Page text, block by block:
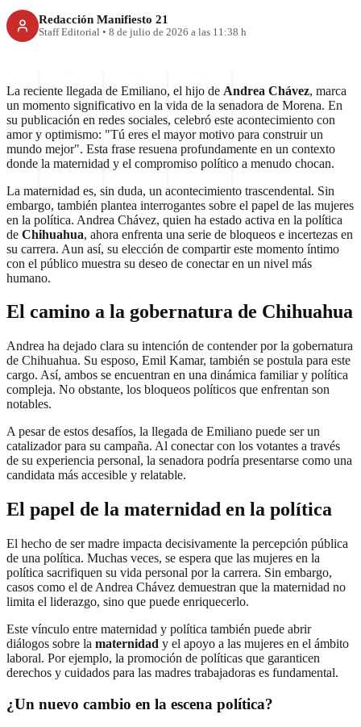
Redacción Manifiesto 21
Staff Editorial • 8 de julio de 2026 a las 11:38 h
La reciente llegada de Emiliano, el hijo de Andrea Chávez, marca
un momento significativo en la vida de la senadora de Morena. En
su publicación en redes sociales, celebró este acontecimiento con
amor y optimismo: "Tú eres el mayor motivo para construir un
mundo mejor". Esta frase resuena profundamente en un contexto
donde la maternidad y el compromiso político a menudo chocan.
La maternidad es, sin duda, un acontecimiento trascendental. Sin
embargo, también plantea interrogantes sobre el papel de las mujeres
en la política. Andrea Chávez, quien ha estado activa en la política
de Chihuahua, ahora enfrenta una serie de bloqueos e incertezas en
su carrera. Aun así, su elección de compartir este momento íntimo
con el público muestra su deseo de conectar en un nivel más
humano.
El camino a la gobernatura de Chihuahua
Andrea ha dejado clara su intención de contender por la gobernatura
de Chihuahua. Su esposo, Emil Kamar, también se postula para este
cargo. Así, ambos se encuentran en una dinámica familiar y política
compleja. No obstante, los bloqueos políticos que enfrentan son
notables.
A pesar de estos desafíos, la llegada de Emiliano puede ser un
catalizador para su campaña. Al conectar con los votantes a través
de su experiencia personal, la senadora podría presentarse como una
candidata más accesible y relatable.
El papel de la maternidad en la política
El hecho de ser madre impacta decisivamente la percepción pública
de una política. Muchas veces, se espera que las mujeres en la
política sacrifiquen su vida personal por la carrera. Sin embargo,
casos como el de Andrea Chávez demuestran que la maternidad no
limita el liderazgo, sino que puede enriquecerlo.
Este vínculo entre maternidad y política también puede abrir
diálogos sobre la maternidad y el apoyo a las mujeres en el ámbito
laboral. Por ejemplo, la promoción de políticas que garanticen
derechos y cuidados para las madres trabajadoras es fundamental.
¿Un nuevo cambio en la escena política?